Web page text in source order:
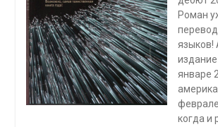
Роман
языков!
январе
когда и